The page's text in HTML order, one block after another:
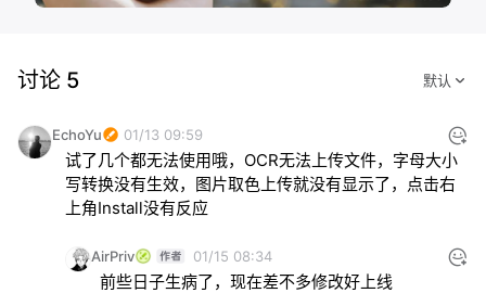
讨论 5
EchoYu 01/13 09:59
试了几个都无法使用哦，OCR无法上传文件，字母大小
写转换没有生效，图片取色上传就没有显示了，点击右
上角Install没有反应
AirPriv 01/15 08:34
前些日子生病了，现在差不多修改好上线